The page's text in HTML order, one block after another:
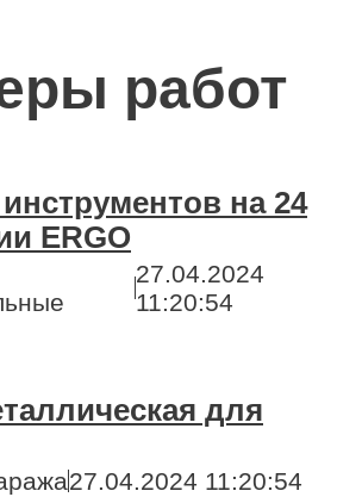
работ
на 24
ERGO
27.04.2024
11:20:54
для
27.04.2024 11:20:54